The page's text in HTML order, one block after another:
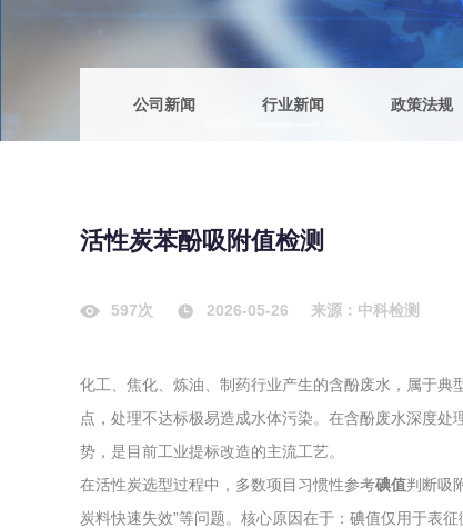
建筑材料
农副产品
专项服务
综合检测
耕地
场地
测绘测
地理
公司新闻 行业新闻 政策法规
活性炭苯酚吸附值检测
597次 2026-05-26 来源：中科检测
化工、焦化、炼油、制药行业产生的含酚废水，属于
点，处理不达标极易造成水体污染。在含酚废水深度
势，是目前工业提标改造的主流工艺。
在活性炭选型过程中，多数项目习惯性参考碘值判断吸
炭料快速失效”等问题。核心原因在于：碘值仅用于表